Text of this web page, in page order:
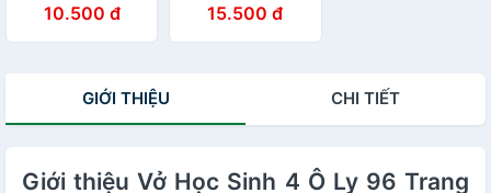
(2mm) - 96
Trang - ĐL 70
10.500 đ
(Mẫu Màu Giao
Ngẫu Nhiên)
15.500 đ
GIỚI THIỆU CHI TIẾT
Giới thiệu Vở Học Sinh 4 Ô Ly 96 Trang